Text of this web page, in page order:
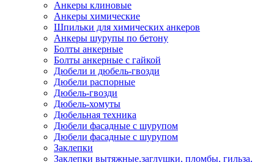
Анкеры клиновые
Анкеры химические
Шпильки для химических анкеров
Анкеры шурупы по бетону
Болты анкерные
Болты анкерные с гайкой
Дюбели и дюбель-гвозди
Дюбели распорные
Дюбель-гвозди
Дюбель-хомуты
Дюбельная техника
Дюбели фасадные с шурупом
Дюбели фасадные с шурупом
Заклепки
Заклепки вытяжные,заглушки, пломбы, гильза,